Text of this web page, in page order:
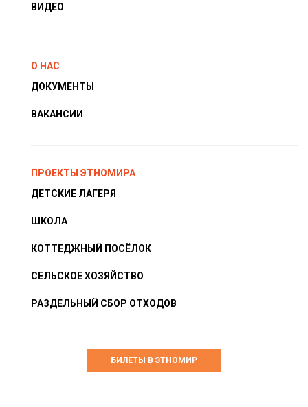
ВИДЕО
О НАС
ДОКУМЕНТЫ
ВАКАНСИИ
ПРОЕКТЫ ЭТНОМИРА
ДЕТСКИЕ ЛАГЕРЯ
ШКОЛА
КОТТЕДЖНЫЙ ПОСЁЛОК
СЕЛЬСКОЕ ХОЗЯЙСТВО
РАЗДЕЛЬНЫЙ СБОР ОТХОДОВ
БИЛЕТЫ В ЭТНОМИР